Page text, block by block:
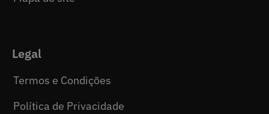
Legal
Termos e Condições
Política de Privacidade